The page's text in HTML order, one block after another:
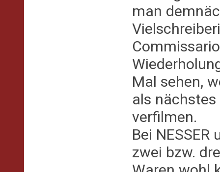
man
Mal sehen,
als nächstes
verfilmen.
Bei
zwei bzw.